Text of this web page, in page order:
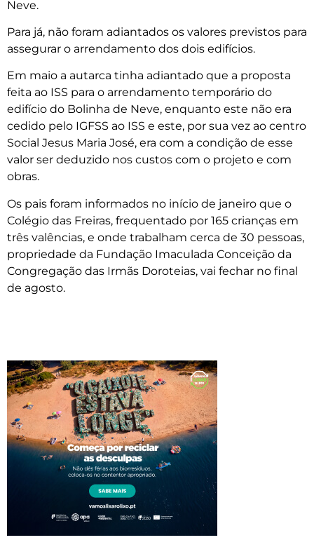
Neve.
Para já, não foram adiantados os valores previstos para
assegurar o arrendamento dos dois edifícios.
Em maio a autarca tinha adiantado que a proposta
feita ao ISS para o arrendamento temporário do
edifício do Bolinha de Neve, enquanto este não era
cedido pelo IGFSS ao ISS e este, por sua vez ao centro
Social Jesus Maria José, era com a condição de esse
valor ser deduzido nos custos com o projeto e com
obras.
Os pais foram informados no início de janeiro que o
Colégio das Freiras, frequentado por 165 crianças em
três valências, e onde trabalham cerca de 30 pessoas,
propriedade da Fundação Imaculada Conceição da
Congregação das Irmãs Doroteias, vai fechar no final
de agosto.